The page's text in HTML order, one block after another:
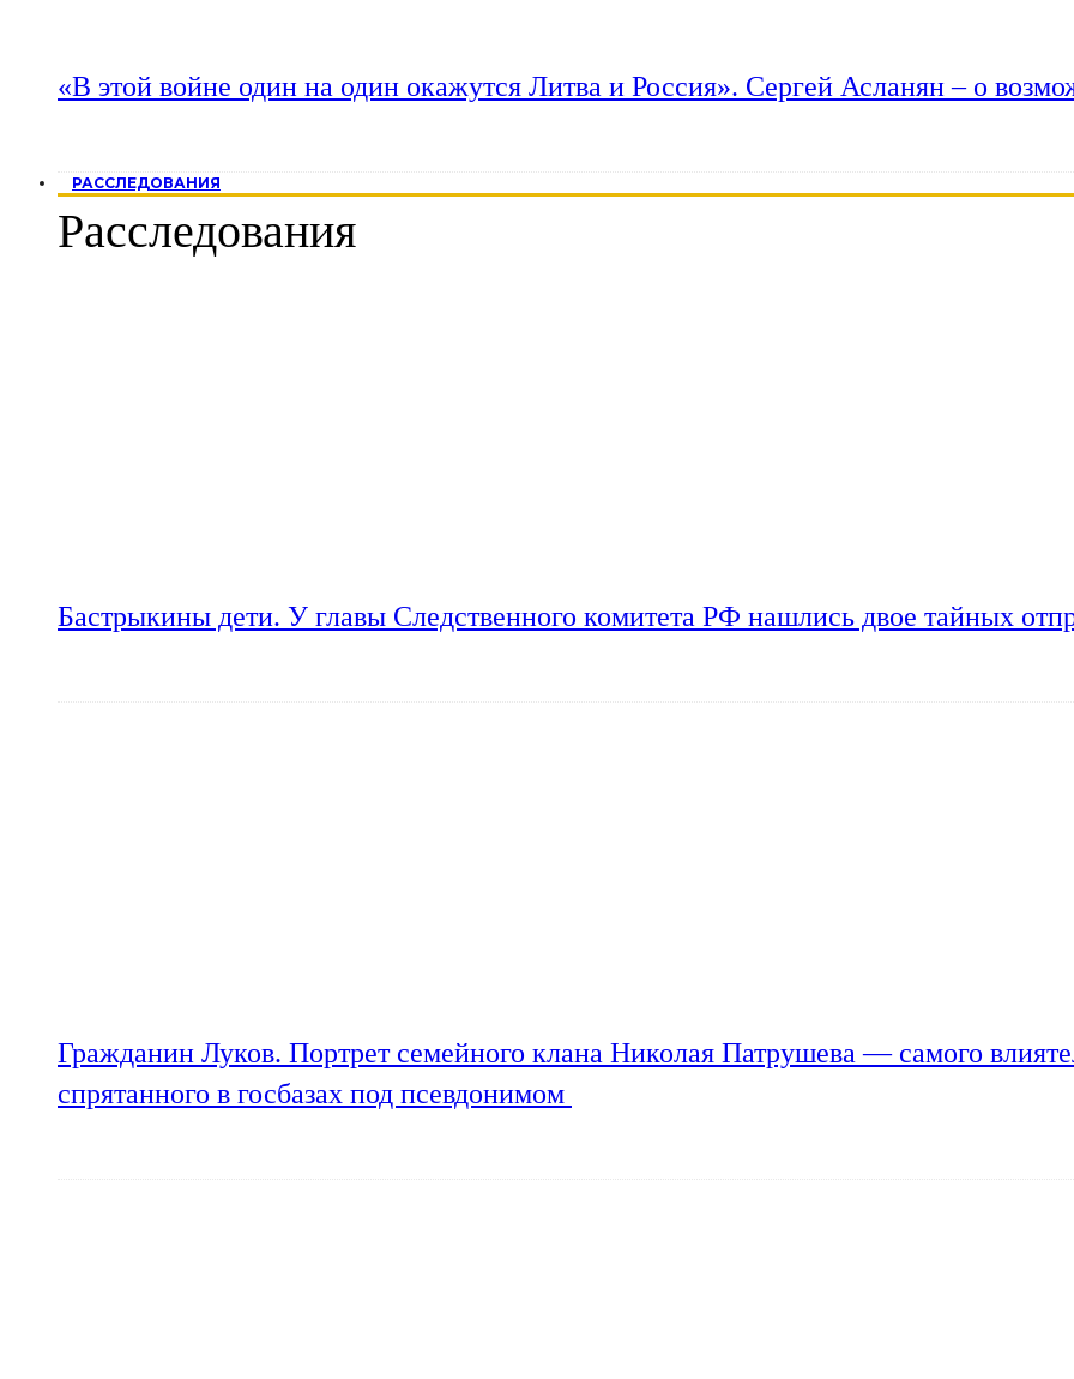
«В этой войне один на один окажутся Литва и Россия». Сергей Асланян – о
РАССЛЕДОВАНИЯ
Расследования
Бастрыкины дети. У главы Следственного комитета РФ нашлись двое тайных
Гражданин Луков. Портрет семейного клана Николая Патрушева — самого
спрятанного в госбазах под псевдонимом